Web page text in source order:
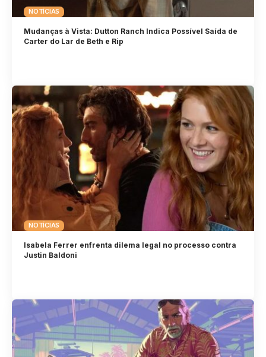
NOTÍCIAS
Mudanças à Vista: Dutton Ranch Indica Possível Saída de
Carter do Lar de Beth e Rip
NOTÍCIAS
Isabela Ferrer enfrenta dilema legal no processo contra
Justin Baldoni